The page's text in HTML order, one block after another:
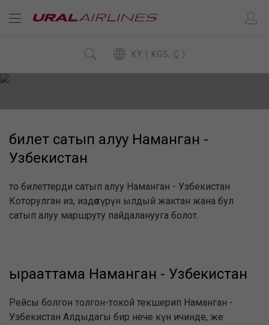
KY ( KGS, C )
билет сатып алуу Наманган -
Узбекистан
то билеттерди сатып алуу Наманган - Узбекистан
Которулган из, издөө түрүн ылдый жактан жана бул
сатып алуу маршруту пайдаланууга болот.
ырааттама Наманган - Узбекистан
Рейсы болгон толгон-токой текшерип Наманган -
Узбекистан Алдыдагы бир нече күн ичинде, же